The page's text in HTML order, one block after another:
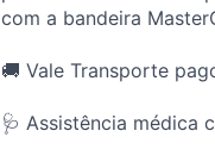
com a bandeira
🚚 Vale Transporte
🩺 Assistência médica